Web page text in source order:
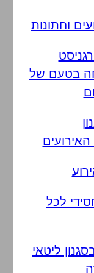
וחתונות
בטעם של
האירועים
לכל
ליטאי